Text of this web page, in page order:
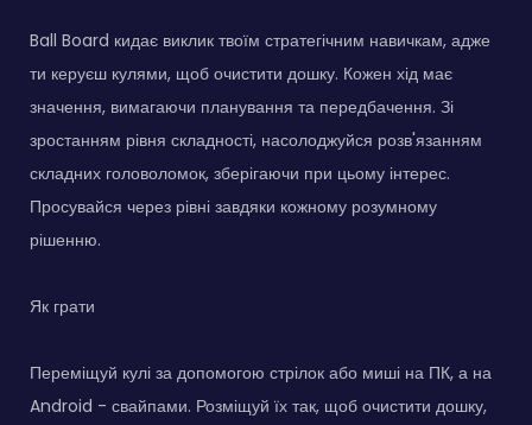
Ball Board кидає виклик твоїм стратегічним навичкам, адже
ти керуєш кулями, щоб очистити дошку. Кожен хід має
значення, вимагаючи планування та передбачення. Зі
зростанням рівня складності, насолоджуйся розв'язанням
складних головоломок, зберігаючи при цьому інтерес.
Просувайся через рівні завдяки кожному розумному
рішенню.
Як грати
Переміщуй кулі за допомогою стрілок або миші на ПК, а на
Android - свайпами. Розміщуй їх так, щоб очистити дошку,